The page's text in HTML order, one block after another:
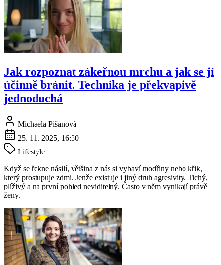
Jak rozpoznat zákeřnou mrchu a jak se jí
účinně bránit. Technika je překvapivě
jednoduchá
Michaela Pišanová
25. 11. 2025, 16:30
Lifestyle
Když se řekne násilí, většina z nás si vybaví modřiny nebo křik,
který prostupuje zdmi. Jenže existuje i jiný druh agresivity. Tichý,
plíživý a na první pohled neviditelný. Často v něm vynikají právě
ženy.